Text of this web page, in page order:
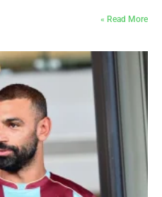
Read More »